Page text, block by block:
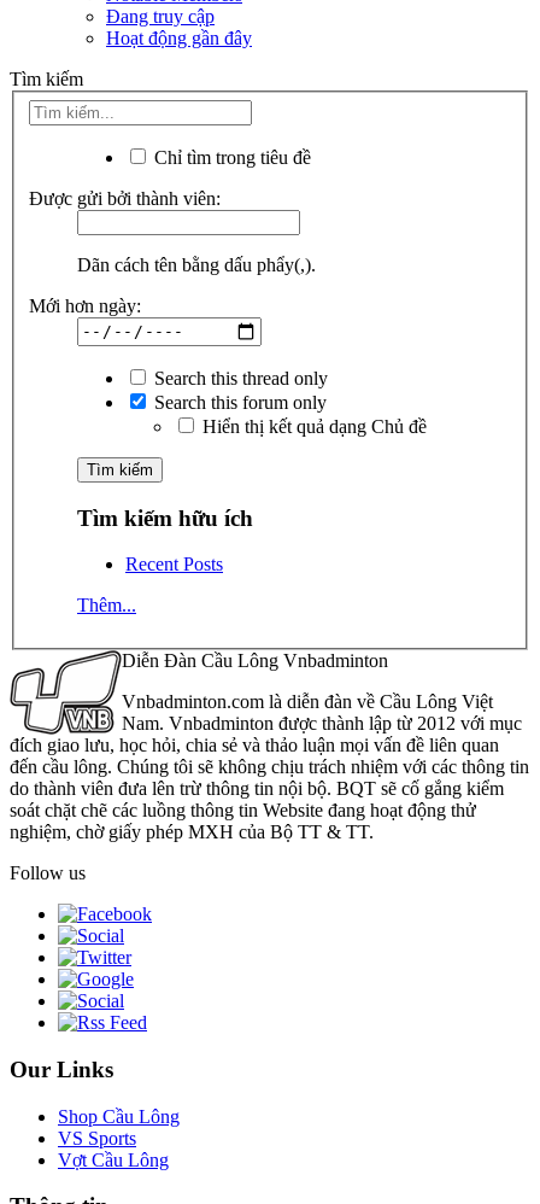
Đang truy cập
Hoạt động gần đây
Tìm kiếm
Chỉ tìm trong tiêu đề
Được gửi bởi thành viên:
Dãn cách tên bằng dấu phẩy(,).
Mới hơn ngày:
Search this thread only
Search this forum only
Hiển thị kết quả dạng Chủ đề
Tìm kiếm hữu ích
Recent Posts
Thêm...
Diễn Đàn Cầu Lông Vnbadminton
Vnbadminton.com là diễn đàn về Cầu Lông Việt
Nam. Vnbadminton được thành lập từ 2012 với mục
đích giao lưu, học hỏi, chia sẻ và thảo luận mọi vấn đề liên quan
đến cầu lông. Chúng tôi sẽ không chịu trách nhiệm với các thông tin
do thành viên đưa lên trừ thông tin nội bộ. BQT sẽ cố gắng kiểm
soát chặt chẽ các luồng thông tin Website đang hoạt động thử
nghiệm, chờ giấy phép MXH của Bộ TT & TT.
Follow us
Our Links
Shop Cầu Lông
VS Sports
Vợt Cầu Lông